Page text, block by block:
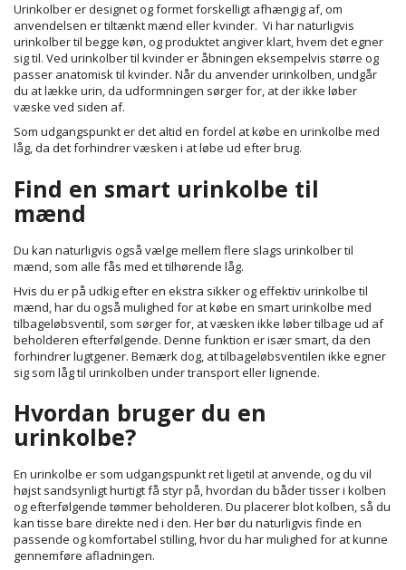
Urinkolber er designet og formet forskelligt afhængig af, om
anvendelsen er tiltænkt mænd eller kvinder. Vi harnaturligvis
urinkolber til begge køn, og produktet angiver klart, hvem det egner
sig til. Ved urinkolber til kvinder er åbningen eksempelvis større og
passer anatomisk til kvinder. Når du anvender urinkolben, undgår
du at lække urin, da udformningen sørger for, at der ikke løber
væske ved siden af.
Som udgangspunkt er det altid en fordel at købe en urinkolbe med
låg, da det forhindrer væsken i at løbe ud efter brug.
Find en smart urinkolbe til
mænd
Du kan naturligvis også vælge mellem flere slags urinkolber til
mænd, som alle fås med et tilhørende låg.
Hvis du er på udkig efter en ekstra sikker og effektiv urinkolbe til
mænd, har du også mulighed for at købe en smarturinkolbe med
tilbageløbsventil, som sørger for, at væsken ikke løber tilbage ud af
beholderen efterfølgende. Denne funktion er især smart, da den
forhindrer lugtgener. Bemærk dog, at tilbageløbsventilen ikke egner
sig som låg til urinkolben under transport eller lignende.
Hvordan bruger du en
urinkolbe?
En urinkolbe er som udgangspunkt ret ligetil at anvende, og du vil
højst sandsynligt hurtigt få styr på, hvordan du båder tisser i kolben
og efterfølgende tømmer beholderen. Du placerer blot kolben, så du
kan tisse bare direkte ned i den. Her bør du naturligvis finde en
passende og komfortabel stilling, hvor du har mulighed for at kunne
gennemføre afladningen.